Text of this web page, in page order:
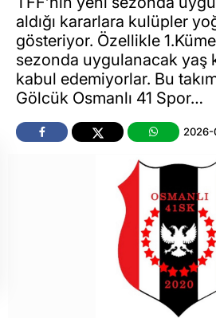
aldığı kararlara kulüpler
gösteriyor. Özellikle
sezonda uygulanacak yaş
kabul edemiyorlar. Bu
Gölcük Osmanlı 41 Spor…
2026-